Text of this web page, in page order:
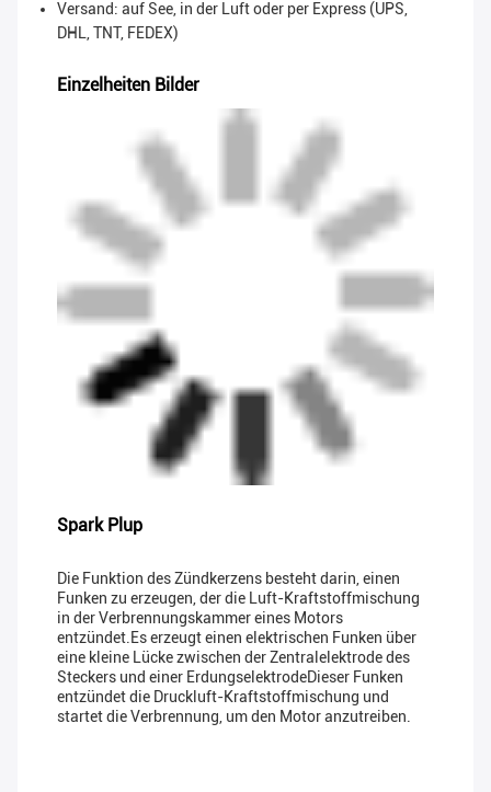
Versand: auf See, in der Luft oder per Express (UPS,
DHL, TNT, FEDEX)
Einzelheiten Bilder
Spark Plup
Die Funktion des Zündkerzens besteht darin, einen
Funken zu erzeugen, der die Luft-Kraftstoffmischung
in der Verbrennungskammer eines Motors
entzündet.Es erzeugt einen elektrischen Funken über
eine kleine Lücke zwischen der Zentralelektrode des
Steckers und einer ErdungselektrodeDieser Funken
entzündet die Druckluft-Kraftstoffmischung und
startet die Verbrennung, um den Motor anzutreiben.